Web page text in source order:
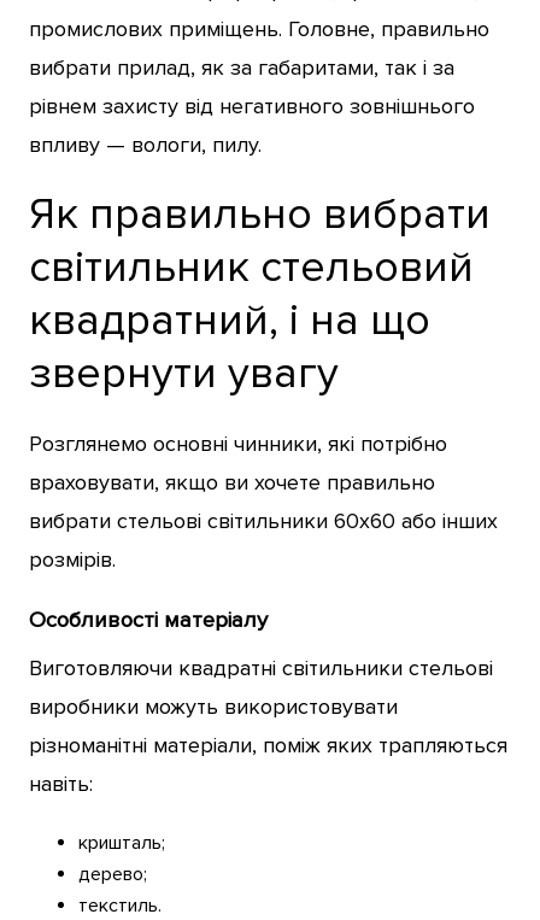
промислових приміщень. Головне, правильно
вибрати прилад, як за габаритами, так і за
рівнем захисту від негативного зовнішнього
впливу — вологи, пилу.
Як правильно вибрати
світильник стельовий
квадратний, і на що
звернути увагу
Розглянемо основні чинники, які потрібно
враховувати, якщо ви хочете правильно
вибрати стельові світильники 60х60 або інших
розмірів.
Особливості матеріалу
Виготовляючи квадратні світильники стельові
виробники можуть використовувати
різноманітні матеріали, поміж яких трапляються
навіть:
кришталь;
дерево;
текстиль.